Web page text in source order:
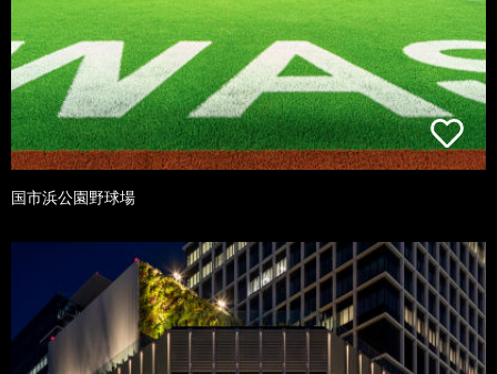
国市浜公園野球場